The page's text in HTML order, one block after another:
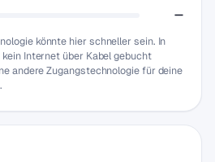
—
könnte hier schneller sein. In
Internet über Kabel gebucht
andere Zugangstechnologie für deine